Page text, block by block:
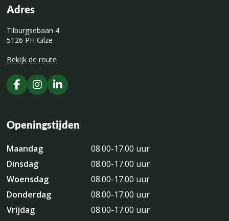
Adres
Tilburgsebaan 4
5126 PH Gilze
Bekijk de route
Openingstijden
Maandag
08.00-17.00 uur
Dinsdag
08.00-17.00 uur
Woensdag
08.00-17.00 uur
Donderdag
08.00-17.00 uur
Vrijdag
08.00-17.00 uur